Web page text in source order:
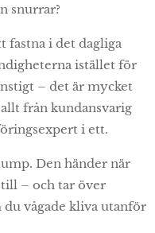
snurrar?
fastna i det dagliga
istället för
– det är mycket
från kundansvarig
i ett.
Den händer när
till – och tar över
vågade kliva utanför